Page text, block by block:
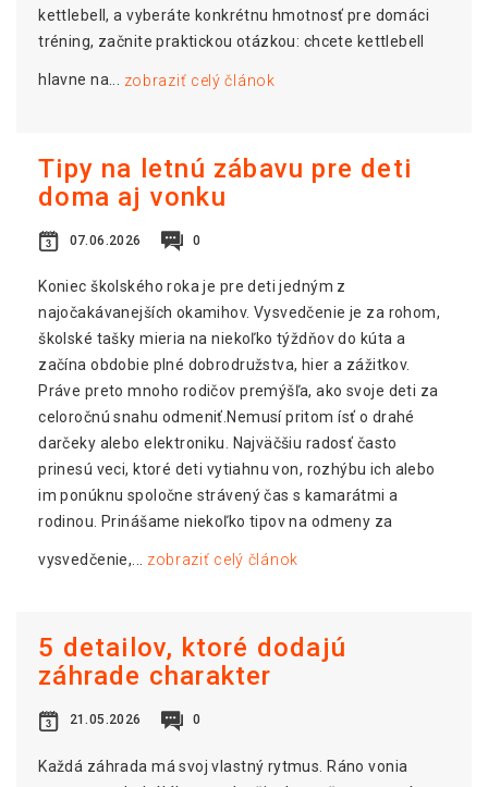
kettlebell, a vyberáte konkrétnu hmotnosť pre domáci
tréning, začnite praktickou otázkou: chcete kettlebell
hlavne na... zobraziť celý článok
Tipy na letnú zábavu pre deti
doma aj vonku
07.06.2026 0
Koniec školského roka je pre deti jedným z
najočakávanejších okamihov. Vysvedčenie je za rohom,
školské tašky mieria na niekoľko týždňov do kúta a
začína obdobie plné dobrodružstva, hier a zážitkov.
Práve preto mnoho rodičov premýšľa, ako svoje deti za
celoročnú snahu odmeniť.Nemusí pritom ísť o drahé
darčeky alebo elektroniku. Najväčšiu radosť často
prinesú veci, ktoré deti vytiahnu von, rozhýbu ich alebo
im ponúknu spoločne strávený čas s kamarátmi a
rodinou. Prinášame niekoľko tipov na odmeny za
vysvedčenie,... zobraziť celý článok
5 detailov, ktoré dodajú
záhrade charakter
21.05.2026 0
Každá záhrada má svoj vlastný rytmus. Ráno vonia